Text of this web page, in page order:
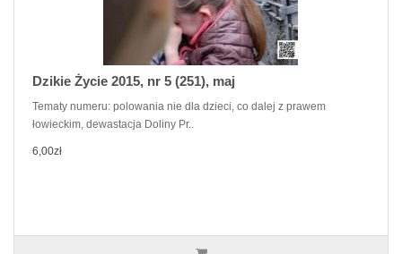
Dzikie Życie 2015, nr 5 (251), maj
Tematy numeru: polowania nie dla dzieci, co dalej z prawem
łowieckim, dewastacja Doliny Pr..
6,00zł